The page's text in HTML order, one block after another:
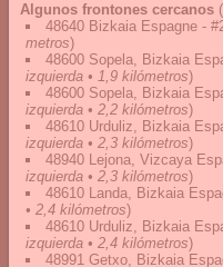
Algunos frontones cercanos
48640 Bizkaia Espagne -
metros)
48600 Sopela, Bizkaia
izquierda • 1,9 kilómetros)
48600 Sopela, Bizkaia
izquierda • 2,2 kilómetros)
48610 Urduliz, Bizkaia
izquierda • 2,3 kilómetros)
48940 Lejona, Vizcaya
izquierda • 2,3 kilómetros)
48610 Landa, Bizkaia
• 2,4 kilómetros)
48610 Urduliz, Bizkaia
izquierda • 2,4 kilómetros)
48991 Getxo, Bizkaia